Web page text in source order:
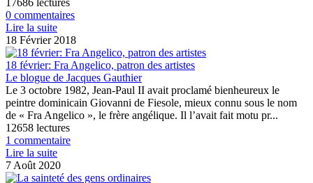
0 commentaires
Lire la suite
18 Février 2018
18 février: Fra Angelico, patron des artistes
Le blogue de Jacques Gauthier
Le 3 octobre 1982, Jean-Paul II avait proclamé bienheureux le
peintre dominicain Giovanni de Fiesole, mieux connu sous le nom
de « Fra Angelico », le frère angélique. Il l’avait fait motu pr...
12658 lectures
1 commentaire
Lire la suite
7 Août 2020